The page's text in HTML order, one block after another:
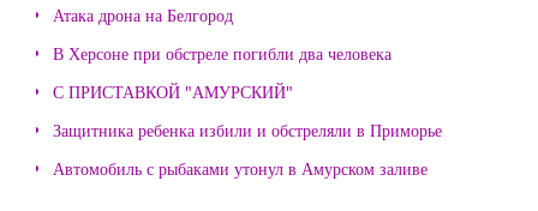
Атака дрона на Белгород
В Херсоне при обстреле погибли два человека
С ПРИСТАВКОЙ "АМУРСКИЙ"
Защитника ребенка избили и обстреляли в Приморье
Автомобиль с рыбаками утонул в Амурском заливе